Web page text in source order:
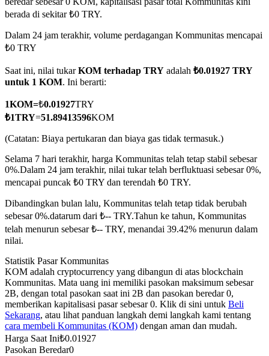
TradFi
USDC Berjangka
Kontrak berjangka menggunakan USDC sebagai jaminannya
Copy Trading
Bergabunglah dengan pedagang top
berada di sekitar ₺0 TRY.
Dalam 24 jam terakhir, volume perdagangan Kommunitas mencapai
₺0 TRY
Saat ini, nilai tukarKOM terhadap TRY adalah ₺0.01927 TRY
untuk 1 KOM. Ini berarti:
1KOM=₺0.01927TRY
₺1TRY=51.89413596KOM
(Catatan: Biaya pertukaran dan biaya gas tidak termasuk.)
Selama 7 hari terakhir, harga Kommunitas telah tetap stabil sebesar
0%.Dalam 24 jam terakhir, nilai tukar telah berfluktuasi sebesar 0%,
mencapai puncak ₺0 TRY dan terendah ₺0 TRY.
Dibandingkan bulan lalu, Kommunitas telah tetap tidak berubah
sebesar 0%.datarum dari ₺-- TRY.Tahun ke tahun, Kommunitas
telah menurun sebesar ₺-- TRY, menandai 39.42% menurun dalam
nilai.
Statistik Pasar Kommunitas
KOM adalah cryptocurrency yang dibangun di atas blockchain
Kommunitas. Mata uang ini memiliki pasokan maksimum sebesar
2B, dengan total pasokan saat ini 2B dan pasokan beredar 0,
memberikan kapitalisasi pasar sebesar 0. Klik di sini untuk Beli
Sekarang, atau lihat panduan langkah demi langkah kami tentang
cara membeli Kommunitas (KOM) dengan aman dan mudah.
Harga Saat Ini₺0.01927
Pasokan Beredar0